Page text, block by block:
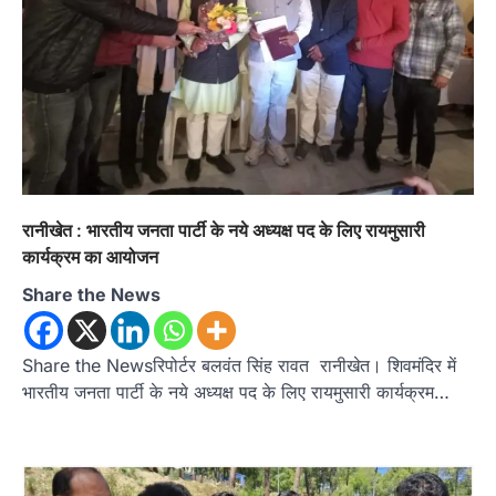
रानीखेत : भारतीय जनता पार्टी के नये अध्यक्ष पद के लिए रायमुसारी
कार्यक्रम का आयोजन
Share the News
Share the Newsरिपोर्टर बलवंत सिंह रावत रानीखेत। शिवमंदिर में
भारतीय जनता पार्टी के नये अध्यक्ष पद के लिए रायमुसारी कार्यक्रम…